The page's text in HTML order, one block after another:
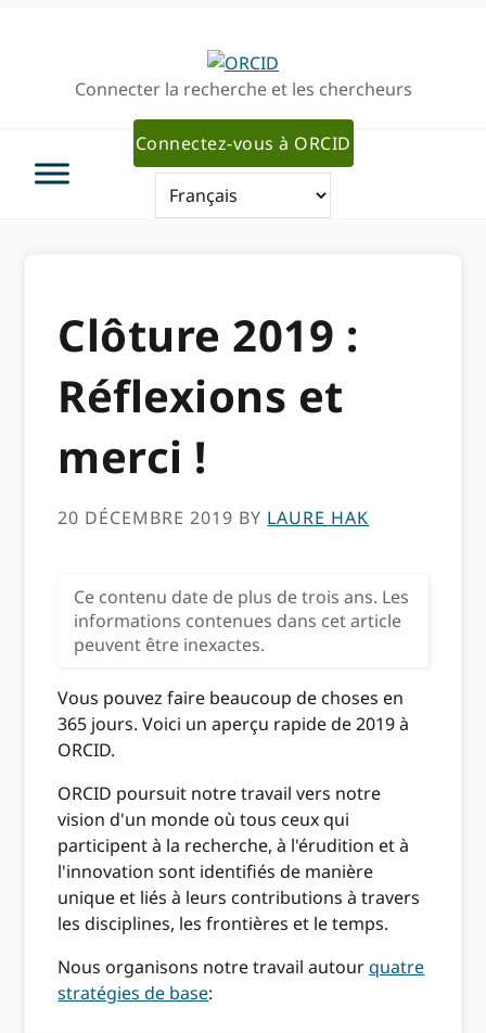
navigationConnecter la recherche et les chercheurs
Connectez-vous à ORCID
Clôture 2019 :
Réflexions et
merci !
20 DÉCEMBRE 2019 BY LAURE HAK
Ce contenu date de plus de trois ans. Les
informations contenues dans cet article
peuvent être inexactes.
Vous pouvez faire beaucoup de choses en
365 jours. Voici un aperçu rapide de 2019 à
ORCID.
ORCID poursuit notre travail vers notre
vision d'un monde où tous ceux qui
participent à la recherche, à l'érudition et à
l'innovation sont identifiés de manière
unique et liés à leurs contributions à travers
les disciplines, les frontières et le temps.
Nous organisons notre travail autourquatre
stratégies de base: